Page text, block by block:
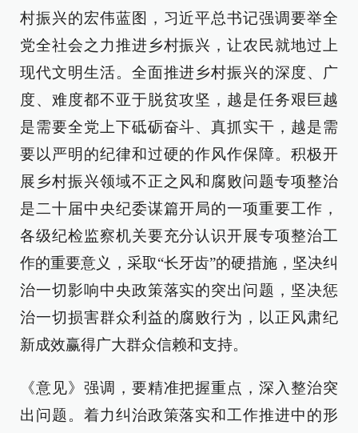
村振兴的宏伟蓝图，习近平总书记强调要举全
党全社会之力推进乡村振兴，让农民就地过上
现代文明生活。全面推进乡村振兴的深度、广
度、难度都不亚于脱贫攻坚，越是任务艰巨越
是需要全党上下砥砺奋斗、真抓实干，越是需
要以严明的纪律和过硬的作风作保障。积极开
展乡村振兴领域不正之风和腐败问题专项整治
是二十届中央纪委谋篇开局的一项重要工作，
各级纪检监察机关要充分认识开展专项整治工
作的重要意义，采取“长牙齿”的硬措施，坚决纠
治一切影响中央政策落实的突出问题，坚决惩
治一切损害群众利益的腐败行为，以正风肃纪
新成效赢得广大群众信赖和支持。
《意见》强调，要精准把握重点，深入整治突
出问题。着力纠治政策落实和工作推进中的形